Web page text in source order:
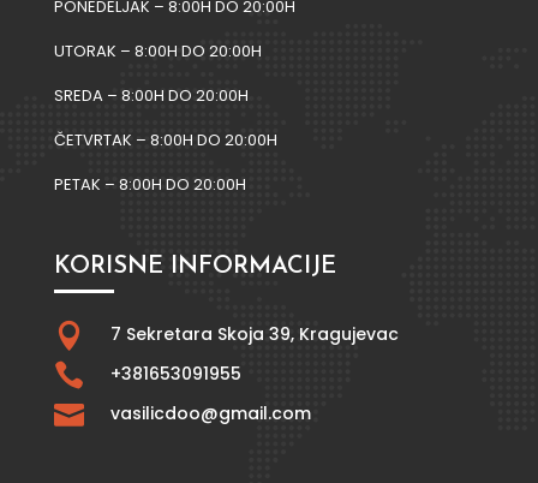
PONEDELJAK – 8:00H DO 20:00H
UTORAK – 8:00H DO 20:00H
SREDA – 8:00H DO 20:00H
ČETVRTAK – 8:00H DO 20:00H
PETAK – 8:00H DO 20:00H
KORISNE INFORMACIJE
 7 Sekretara Skoja 39, Kragujevac
 +381653091955
 vasilicdoo@gmail.com